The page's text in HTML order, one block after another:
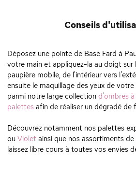
Conseils
Déposez une pointe de Base Fard à
votre main et appliquez-la au doigt sur
paupière mobile, de l'intérieur vers
ensuite le maquillage des yeux de
parmi notre large collection d'ombres
palettes afin de réaliser un dégradé de
Découvrez notamment nos palettes
ou Violet ainsi que nos assortiments de
laissez libre cours à toutes vos envies